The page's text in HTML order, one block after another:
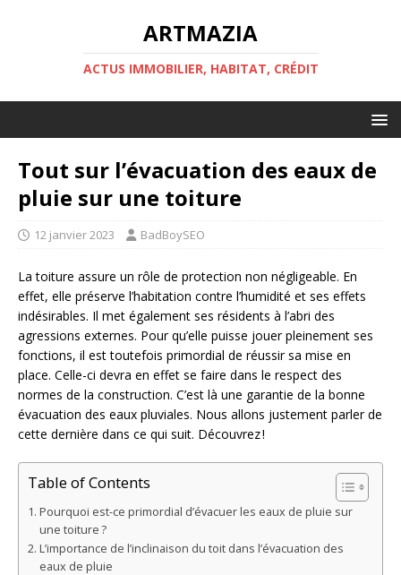
ARTMAZIA
ACTUS IMMOBILIER, HABITAT, CRÉDIT
Tout sur l’évacuation des eaux de
pluie sur une toiture
12 janvier 2023 BadBoySEO
La toiture assure un rôle de protection non négligeable. En
effet, elle préserve l’habitation contre l’humidité et ses effets
indésirables. Il met également ses résidents à l’abri des
agressions externes. Pour qu’elle puisse jouer pleinement ses
fonctions, il est toutefois primordial de réussir sa mise en
place. Celle-ci devra en effet se faire dans le respect des
normes de la construction. C’est là une garantie de la bonne
évacuation des eaux pluviales. Nous allons justement parler de
cette dernière dans ce qui suit. Découvrez !
Table of Contents
Pourquoi est-ce primordial d’évacuer les eaux de pluie sur
une toiture ?
L’importance de l’inclinaison du toit dans l’évacuation des
eaux de pluie